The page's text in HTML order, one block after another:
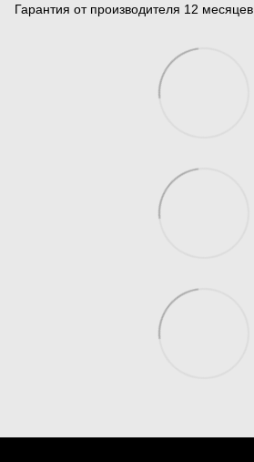
Гарантия от производителя 12 месяцев